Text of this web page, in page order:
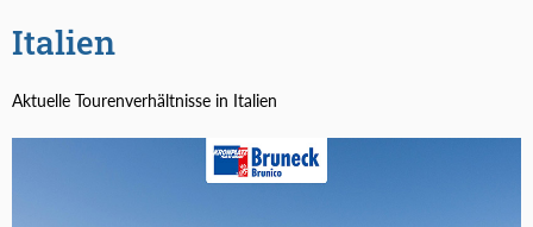
Italien
Aktuelle Tourenverhältnisse in Italien